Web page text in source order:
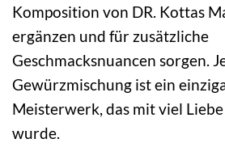
Komposition von DR. Kottas
ergänzen und für zusätzliche
Geschmacksnuancen sorgen.
Gewürzmischung ist ein
Meisterwerk, das mit viel
wurde.